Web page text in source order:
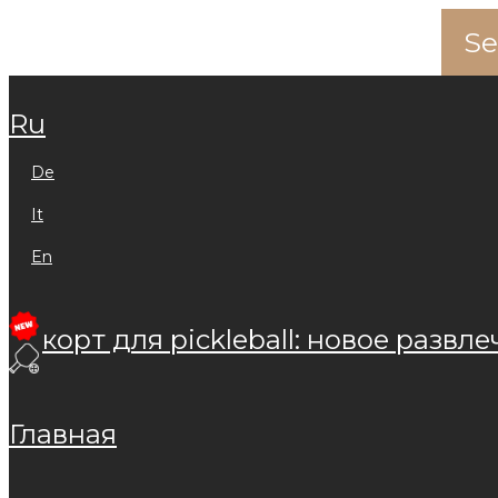
ru
de
it
en
корт для pickleball: новое
главная